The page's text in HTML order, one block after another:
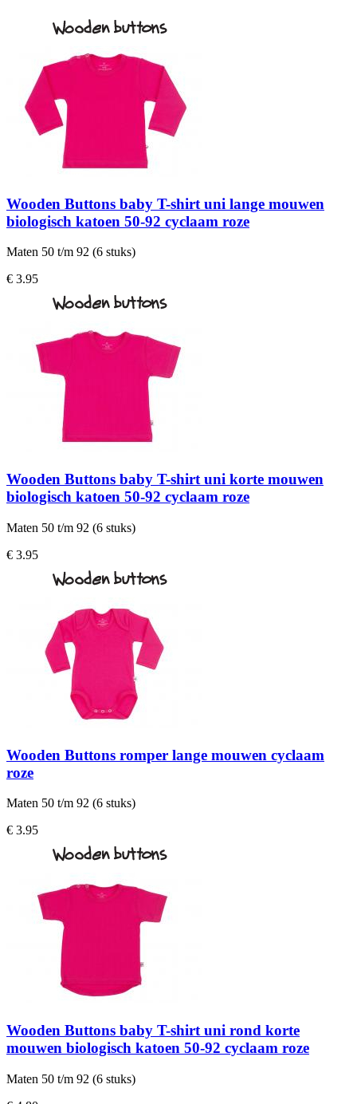
Wooden Buttons baby T-shirt uni lange mouwen
biologisch katoen 50-92 cyclaam roze
Maten 50 t/m 92 (6 stuks)
€ 3.95
Wooden Buttons baby T-shirt uni korte mouwen
biologisch katoen 50-92 cyclaam roze
Maten 50 t/m 92 (6 stuks)
€ 3.95
Wooden Buttons romper lange mouwen cyclaam
roze
Maten 50 t/m 92 (6 stuks)
€ 3.95
Wooden Buttons baby T-shirt uni rond korte
mouwen biologisch katoen 50-92 cyclaam roze
Maten 50 t/m 92 (6 stuks)